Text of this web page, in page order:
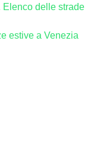
Elenco delle strade
estive a Venezia